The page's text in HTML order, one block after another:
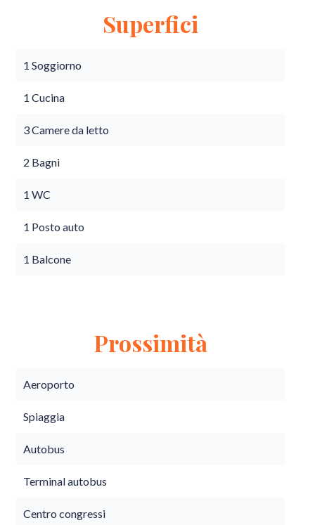
Superfici
1 Soggiorno
1 Cucina
3 Camere da letto
2 Bagni
1 WC
1 Posto auto
1 Balcone
Prossimità
Aeroporto
Spiaggia
Autobus
Terminal autobus
Centro congressi